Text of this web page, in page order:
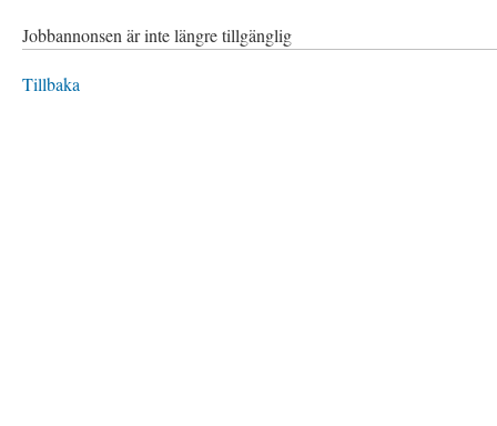
Jobbannonsen är inte längre tillgänglig
Tillbaka